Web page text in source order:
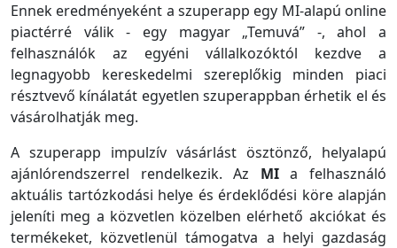
Ennek eredményeként a szuperapp egy MI-alapú online
piactérré válik - egy magyar „Temuvá” -, ahol a
felhasználók az egyéni vállalkozóktól kezdve a
legnagyobb kereskedelmi szereplőkig minden piaci
résztvevő kínálatát egyetlen szuperappban érhetik el és
vásárolhatják meg.
A szuperapp impulzív vásárlást ösztönző, helyalapú
ajánlórendszerrel rendelkezik. Az MIa felhasználó
aktuális tartózkodási helye és érdeklődési köre alapján
jeleníti meg a közvetlen közelben elérhető akciókat és
termékeket, közvetlenül támogatva a helyi gazdaság